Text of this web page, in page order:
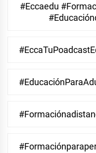
#eccaedu